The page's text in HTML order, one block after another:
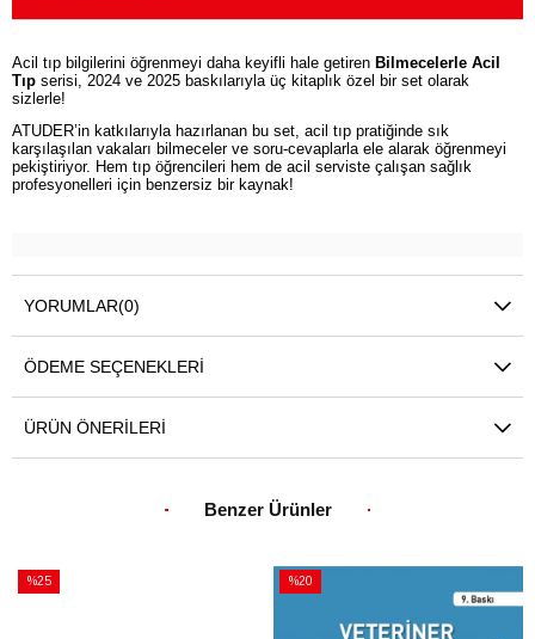
Acil tıp bilgilerini öğrenmeyi daha keyifli hale getiren Bilmecelerle Acil
Tıp serisi, 2024 ve 2025 baskılarıyla üç kitaplık özel bir set olarak
sizlerle!
ATUDER’in katkılarıyla hazırlanan bu set, acil tıp pratiğinde sık
karşılaşılan vakaları bilmeceler ve soru-cevaplarla ele alarak öğrenmeyi
pekiştiriyor. Hem tıp öğrencileri hem de acil serviste çalışan sağlık
profesyonelleri için benzersiz bir kaynak!
YORUMLAR(0)
ÖDEME SEÇENEKLERI
ÜRÜN ÖNERILERI
Benzer Ürünler
%25
%20
%20İndirim